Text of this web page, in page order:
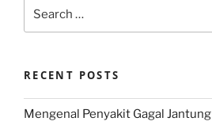
for:
RECENT POSTS
Mengenal Penyakit Gagal